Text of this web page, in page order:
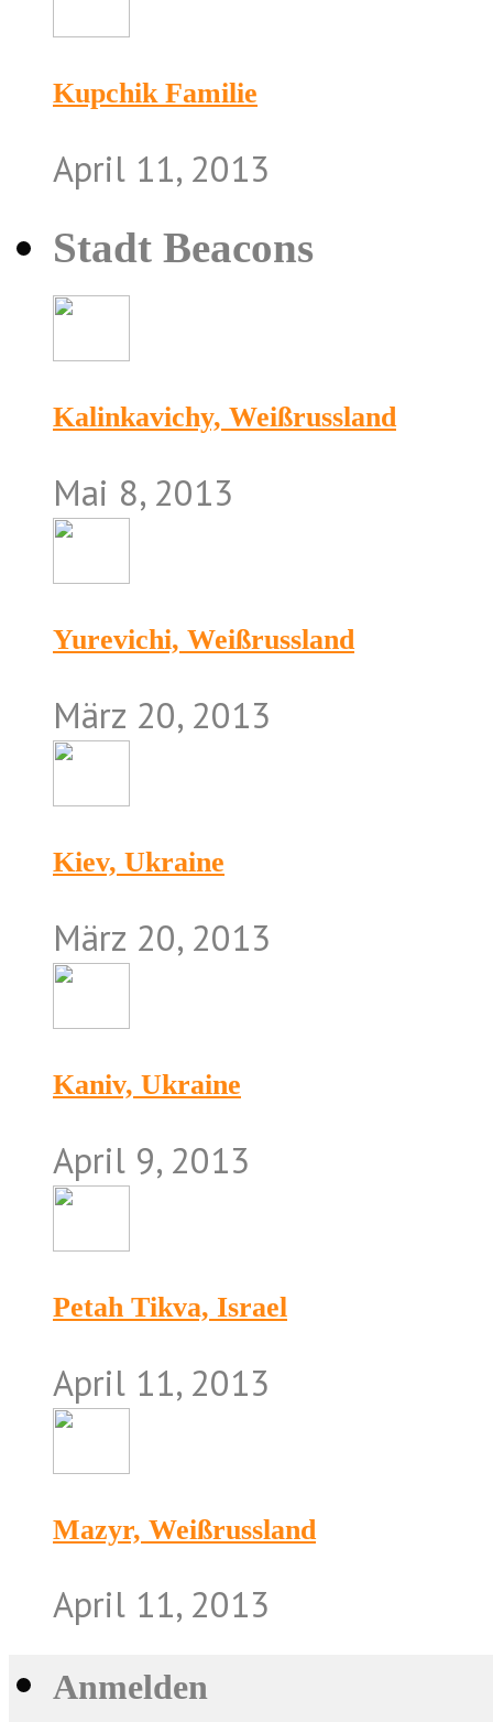
Kupchik Familie
April 11, 2013
Stadt Beacons
Kalinkavichy, Weißrussland
Mai 8, 2013
Yurevichi, Weißrussland
März 20, 2013
Kiev, Ukraine
März 20, 2013
Kaniv, Ukraine
April 9, 2013
Petah Tikva, Israel
April 11, 2013
Mazyr, Weißrussland
April 11, 2013
Anmelden